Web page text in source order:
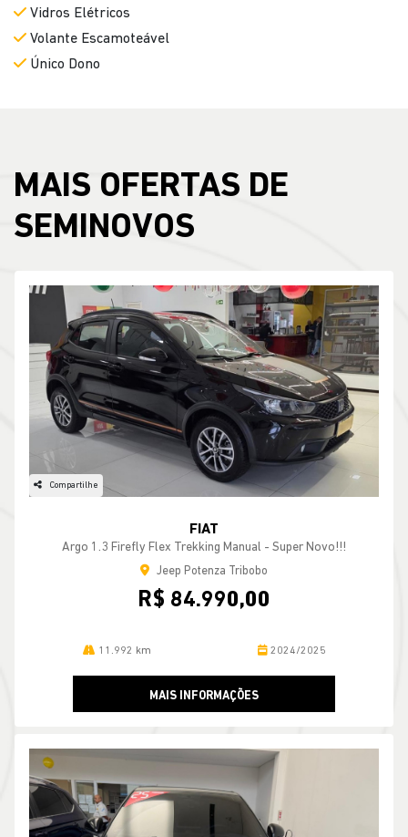
Vidros Elétricos
Volante Escamoteável
Único Dono
MAIS OFERTAS DE
SEMINOVOS
Compartilhe
FIAT
Argo 1.3 Firefly Flex Trekking Manual - Super Novo!!!
Jeep Potenza Tribobo
R$ 84.990,00
11.992 km 2024/2025
MAIS INFORMAÇÕES